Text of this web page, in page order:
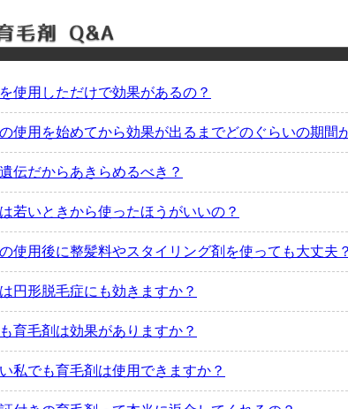
使用しただけで効果があるの？
使用を始めてから効果が出るまでどのぐらいの期間
伝だからあきらめるべき？
若いときから使ったほうがいいの？
使用後に整髪料やスタイリング剤を使っても大丈夫
円形脱毛症にも効きますか？
育毛剤は効果がありますか？
私でも育毛剤は使用できますか？